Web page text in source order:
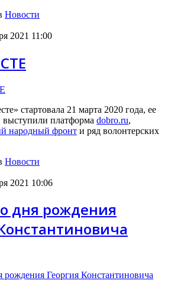
Новости
2021 11:00
стартовала 21 марта 2020 года, ее
выступили платформа dobro.ru,
народный фронт и ряд волонтерских
Новости
2021 10:06
дня рождения